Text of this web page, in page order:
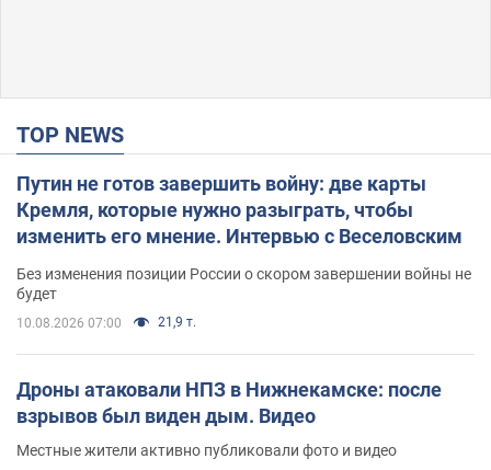
TOP NEWS
Путин не готов завершить войну: две карты
Кремля, которые нужно разыграть, чтобы
изменить его мнение. Интервью с Веселовским
Без изменения позиции России о скором завершении войны не
будет
10.08.2026 07:00 21,9 т.
Дроны атаковали НПЗ в Нижнекамске: после
взрывов был виден дым. Видео
Местные жители активно публиковали фото и видео